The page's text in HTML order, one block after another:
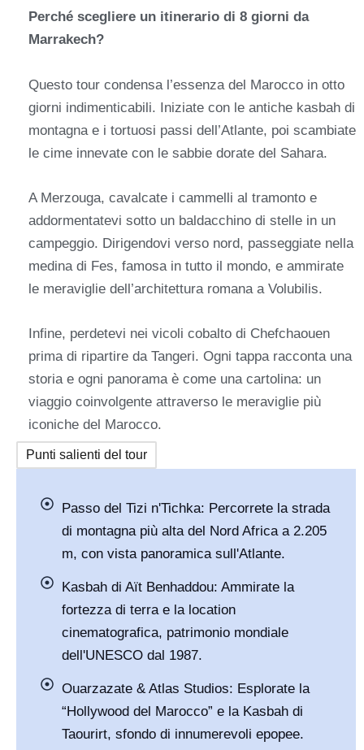
Perché scegliere un itinerario di 8 giorni da
Marrakech?
Questo tour condensa l’essenza del Marocco in otto
giorni indimenticabili. Iniziate con le antiche kasbah di
montagna e i tortuosi passi dell’Atlante, poi scambiate
le cime innevate con le sabbie dorate del Sahara.
A Merzouga, cavalcate i cammelli al tramonto e
addormentatevi sotto un baldacchino di stelle in un
campeggio. Dirigendovi verso nord, passeggiate nella
medina di Fes, famosa in tutto il mondo, e ammirate
le meraviglie dell’architettura romana a Volubilis.
Infine, perdetevi nei vicoli cobalto di Chefchaouen
prima di ripartire da Tangeri. Ogni tappa racconta una
storia e ogni panorama è come una cartolina: un
viaggio coinvolgente attraverso le meraviglie più
iconiche del Marocco.
Punti salienti del tour
Passo del Tizi n'Tichka: Percorrete la strada
di montagna più alta del Nord Africa a 2.205
m, con vista panoramica sull'Atlante.
Kasbah di Aït Benhaddou: Ammirate la
fortezza di terra e la location
cinematografica, patrimonio mondiale
dell'UNESCO dal 1987.
Ouarzazate & Atlas Studios: Esplorate la
“Hollywood del Marocco” e la Kasbah di
Taourirt, sfondo di innumerevoli epopee.